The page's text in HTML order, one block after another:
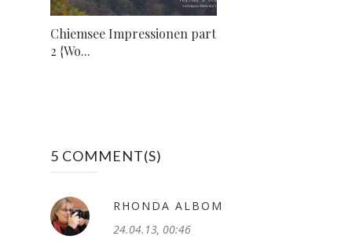
Chiemsee Impressionen part
2 {Wo...
5 COMMENT(S)
RHONDA ALBOM
24.04.13, 00:46